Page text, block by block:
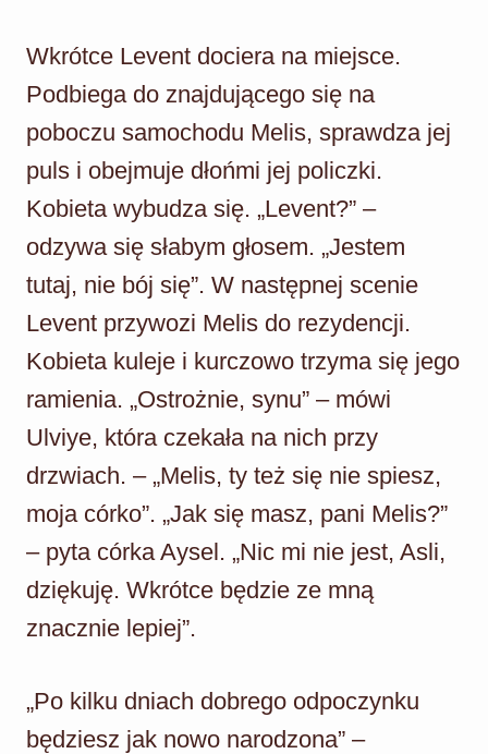
Wkrótce Levent dociera na miejsce.
Podbiega do znajdującego się na
poboczu samochodu Melis, sprawdza jej
puls i obejmuje dłońmi jej policzki.
Kobieta wybudza się. „Levent?” –
odzywa się słabym głosem. „Jestem
tutaj, nie bój się”. W następnej scenie
Levent przywozi Melis do rezydencji.
Kobieta kuleje i kurczowo trzyma się jego
ramienia. „Ostrożnie, synu” – mówi
Ulviye, która czekała na nich przy
drzwiach. – „Melis, ty też się nie spiesz,
moja córko”. „Jak się masz, pani Melis?”
– pyta córka Aysel. „Nic mi nie jest, Asli,
dziękuję. Wkrótce będzie ze mną
znacznie lepiej”.
„Po kilku dniach dobrego odpoczynku
będziesz jak nowo narodzona” –